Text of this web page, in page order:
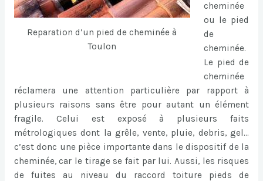
Reparation d’un pied de cheminée à
Toulon
cheminée
ou le pied
de
cheminée.
Le pied de
cheminée
réclamera une attention particulière par rapport à
plusieurs raisons sans être pour autant un élément
fragile. Celui est exposé à plusieurs faits
métrologiques dont la grêle, vente, pluie, debris, gel…
c’est donc une pièce importante dans le dispositif de la
cheminée, car le tirage se fait par lui. Aussi, les risques
de fuites au niveau du raccord toiture pieds de